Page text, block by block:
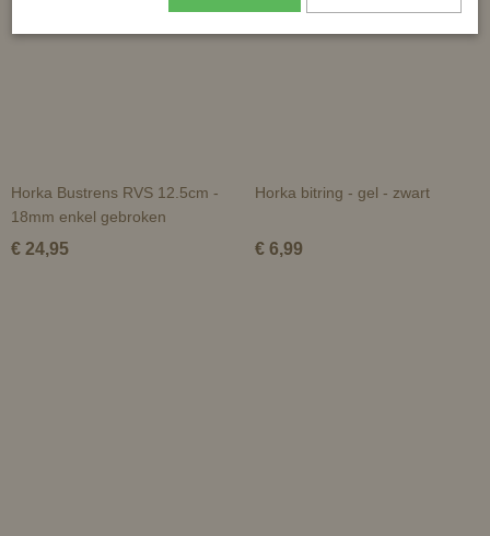
Horka Bustrens RVS 12.5cm -
18mm enkel gebroken
€ 24,95
Horka bitring - gel - zwart
€ 6,99